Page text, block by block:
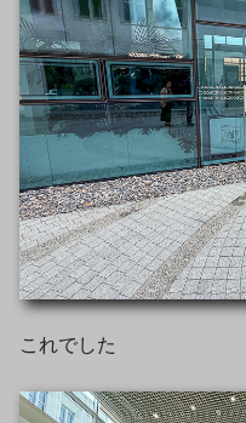
これでした